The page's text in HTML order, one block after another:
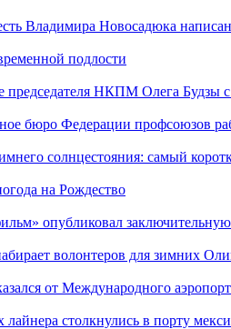
Владимира Новосадюка
подлости
председателя НКПМ Олега Будзы
бюро Федерации профсоюзов
солнцестояния: самый
на Рождество
опубликовал
волонтеров для зимних
от Международного
столкнулись в порту